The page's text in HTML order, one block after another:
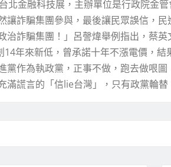
北金融科技展，主辦單位是行政院金
詐騙集團參與，最後讓民眾誤信，民
治詐騙集團！」呂謦煒舉例指出，蔡
年來新低，曾承諾十年不漲電價，
黨作為執政黨，正事不做，跑去做哏
謊言的「信lie台灣」，只有政黨輪替